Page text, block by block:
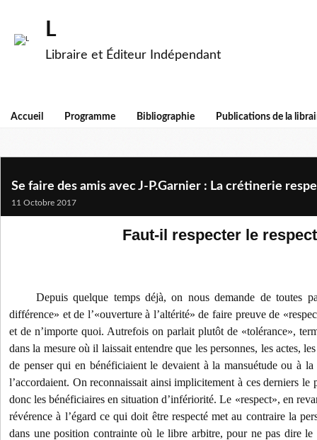
L
Libraire et Éditeur Indépendant
Accueil Programme Bibliographie Publications de la
Se faire des amis avec J-P.Garnier : La crétinerie
11 Octobre 2017
Faut-il respecter le
Depuis quelque temps déjà, on nous demande de toutes
différence» et de l’«ouverture à l’altérité» de faire preuve de
et de n’importe quoi. Autrefois on parlait plutôt de «tolérance»,
dans la mesure où il laissait entendre que les personnes, les actes,
de penser qui en bénéficiaient le devaient à la mansuétude ou à
l’accordaient. On reconnaissait ainsi implicitement à ces derniers le
donc les bénéficiaires en situation d’infériorité. Le «respect», en
révérence à l’égard ce qui doit être respecté met au contraire la
dans une position contrainte où le libre arbitre, pour ne pas dire